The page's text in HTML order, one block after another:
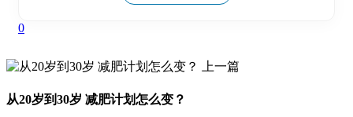
0
上一篇
从20岁到30岁 减肥计划怎么变？